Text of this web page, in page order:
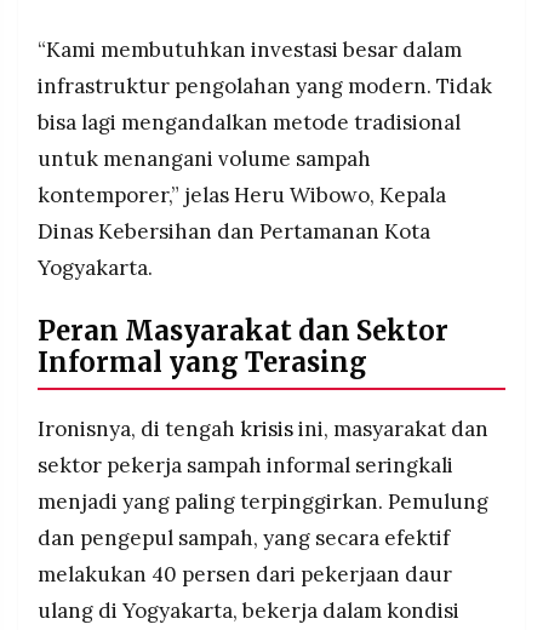
“Kami membutuhkan investasi besar dalam
infrastruktur pengolahan yang modern. Tidak
bisa lagi mengandalkan metode tradisional
untuk menangani volume sampah
kontemporer,” jelas Heru Wibowo, Kepala
Dinas Kebersihan dan Pertamanan Kota
Yogyakarta.
Peran Masyarakat dan Sektor
Informal yang Terasing
Ironisnya, di tengah krisisini, masyarakat dan
sektor pekerja sampah informal seringkali
menjadi yang paling terpinggirkan. Pemulung
dan pengepul sampah, yang secara efektif
melakukan 40 persen dari pekerjaan daur
ulang di Yogyakarta, bekerja dalam kondisi